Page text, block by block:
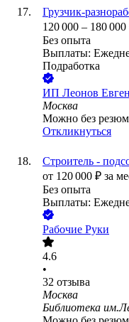
Грузчик-
120 000 – 180 000
Без опыта
Выплаты:
Подработка
ИП Леонов
Москва
Можно без
Откликнуться
Строитель -
от 120 000 ₽ за
Без опыта
Выплаты:
Рабочие Руки
4.6
•
32 отзыва
Москва
Библиотека